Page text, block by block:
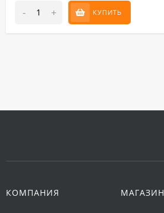
- + КУПИТЬ
КОМПАНИЯ МАГАЗИН